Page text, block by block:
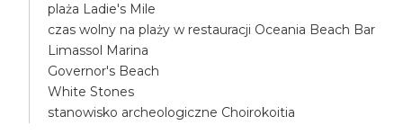
plaża Ladie's Mile
czas wolny na plaży w restauracji Oceania Beach Bar
Limassol Marina
Governor's Beach
White Stones
stanowisko archeologiczne Choirokoitia